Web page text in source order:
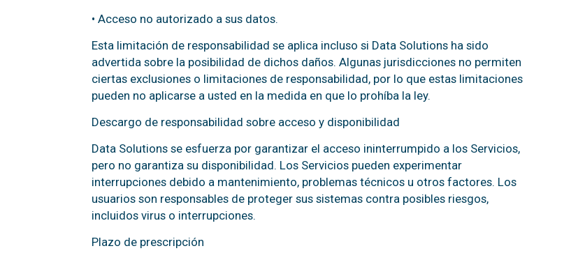
• Acceso no autorizado a sus datos.
Esta limitación de responsabilidad se aplica incluso si Data Solutions ha sido
advertida sobre la posibilidad de dichos daños. Algunas jurisdicciones no permiten
ciertas exclusiones o limitaciones de responsabilidad, por lo que estas limitaciones
pueden no aplicarse a usted en la medida en que lo prohíba la ley.
Descargo de responsabilidad sobre acceso y disponibilidad
Data Solutions se esfuerza por garantizar el acceso ininterrumpido a los Servicios,
pero no garantiza su disponibilidad. Los Servicios pueden experimentar
interrupciones debido a mantenimiento, problemas técnicos u otros factores. Los
usuarios son responsables de proteger sus sistemas contra posibles riesgos,
incluidos virus o interrupciones.
Plazo de prescripción